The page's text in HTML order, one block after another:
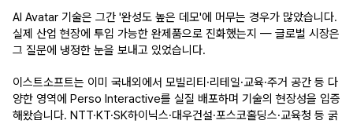
AI Avatar 기술은 그간 '완성도 높은 데모'에 머무는 경우가 많았습니다.
실제 산업 현장에 투입 가능한 완제품으로 진화했는지 — 글로벌 시장은
그 질문에 냉정한 눈을 보내고 있었습니다.
이스트소프트는 이미 국내외에서 모빌리티·리테일·교육·주거 공간 등 다
양한 영역에 Perso Interactive를 실질 배포하며 기술의 현장성을 입증
해왔습니다. NTT·KT·SK하이닉스·대우건설·포스코홀딩스·교육청 등 굵